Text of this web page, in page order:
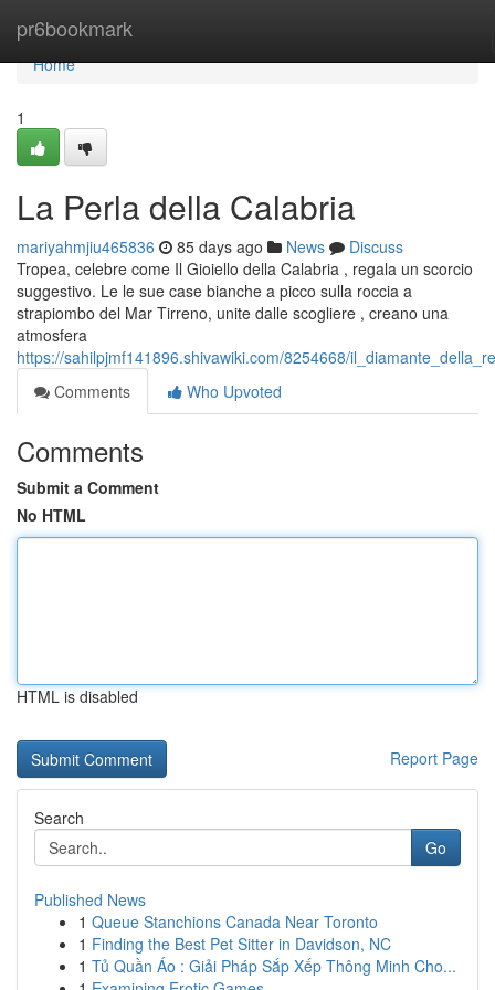
pr6bookmark
Home
Home
1
La Perla della Calabria
mariyahmjiu465836 85 days ago News
Discuss
Tropea, celebre come Il Gioiello della Calabria , regala un scorcio
suggestivo. Le le sue case bianche a picco sulla roccia a
strapiombo del Mar Tirreno, unite dalle scogliere , creano una
atmosfera
https://sahilpjmf141896.shivawiki.com/8254668/
Comments
Who Upvoted
Comments
Submit a Comment
No HTML
HTML is disabled
Report Page
Search
Go
Published News
1 Queue Stanchions Canada Near Toronto
1 Finding the Best Pet Sitter in Davidson, NC
1 Tủ Quần Áo : Giải Pháp Sắp Xếp Thông Minh Cho...